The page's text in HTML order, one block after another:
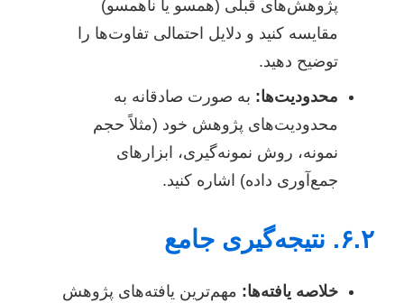
پژوهش‌های قبلی (همسو یا ناهمسو)
مقایسه کنید و دلایل احتمالی تفاوت‌ها را
توضیح دهید.
محدودیت‌ها: به صورت صادقانه به
محدودیت‌های پژوهش خود (مثلاً حجم
نمونه، روش نمونه‌گیری، ابزارهای
جمع‌آوری داده) اشاره کنید.
۶.۲. نتیجه‌گیری جامع
خلاصه یافته‌ها: مهم‌ترین یافته‌های پژوهش